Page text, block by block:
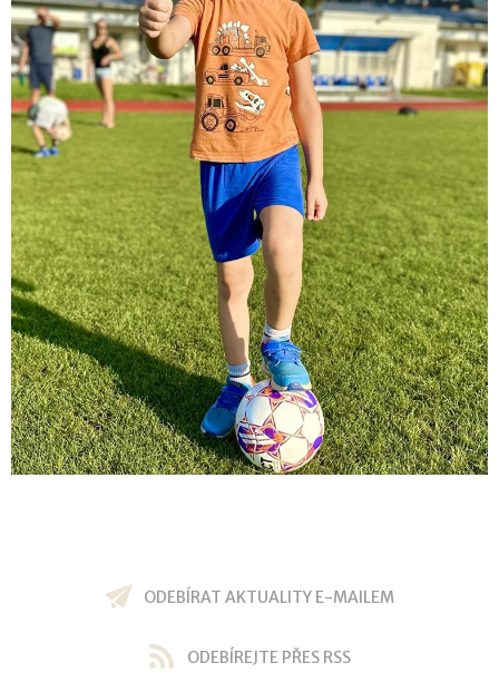
ODEBÍRAT AKTUALITY E-MAILEM
ODEBÍREJTE PŘES RSS